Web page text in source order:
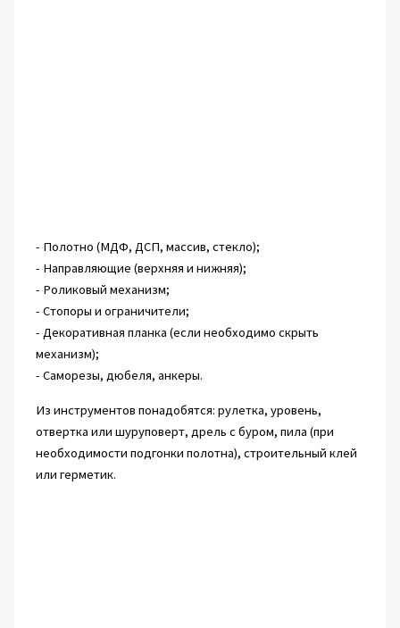
- Полотно (МДФ, ДСП, массив, стекло);
- Направляющие (верхняя и нижняя);
- Роликовый механизм;
- Стопоры и ограничители;
- Декоративная планка (если необходимо скрыть
механизм);
- Саморезы, дюбеля, анкеры.
Из инструментов понадобятся: рулетка, уровень,
отвертка или шуруповерт, дрель с буром, пила (при
необходимости подгонки полотна), строительный клей
или герметик.